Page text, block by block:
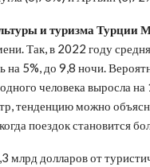
и туризма Турции
Так, в 2022 году
5%, до 9,8 ночи.
человека выросла
тенденцию можно
поездок становится
долларов от